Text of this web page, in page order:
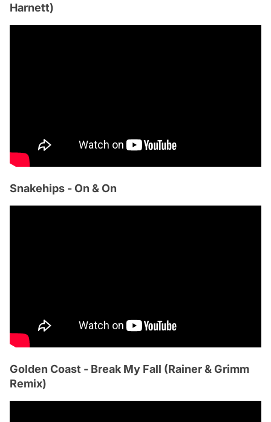
Harnett)
Snakehips - On & On
Golden Coast - Break My Fall (Rainer & Grimm
Remix)